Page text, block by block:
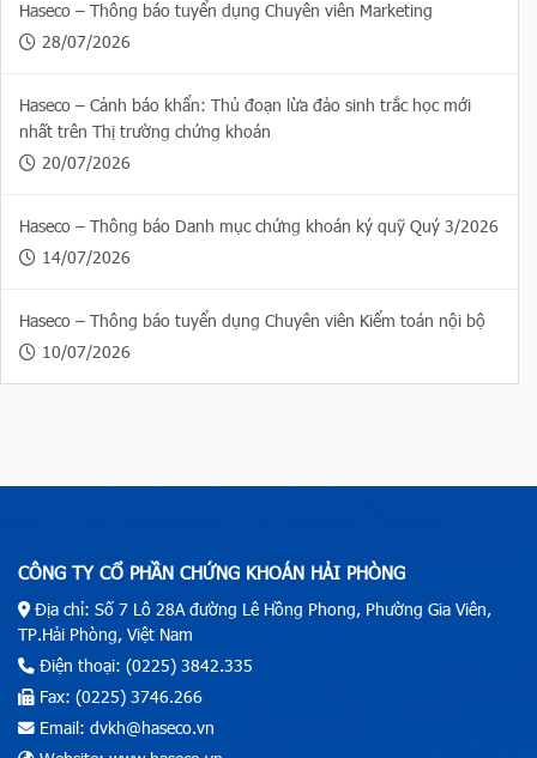
Haseco – Thông báo tuyển dụng Chuyên viên Marketing
28/07/2026
Haseco – Cảnh báo khẩn: Thủ đoạn lừa đảo sinh trắc học mới
nhất trên Thị trường chứng khoán
20/07/2026
Haseco – Thông báo Danh mục chứng khoán ký quỹ Quý 3/2026
14/07/2026
Haseco – Thông báo tuyển dụng Chuyên viên Kiểm toán nội bộ
10/07/2026
CÔNG TY CỔ PHẦN CHỨNG KHOÁN HẢI PHÒNG
Địa chỉ: Số 7 Lô 28A đường Lê Hồng Phong, Phường Gia Viên,
TP.Hải Phòng, Việt Nam
Điện thoại: (0225) 3842.335
Fax: (0225) 3746.266
Email: dvkh@haseco.vn